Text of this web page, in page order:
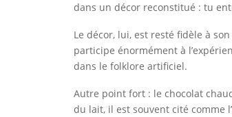
dans un décor reconstitué : tu
Le décor, lui, est resté fidèle à
participe énormément à
dans le folklore artificiel.
Autre point fort : le chocolat
du lait, il est souvent cité comme